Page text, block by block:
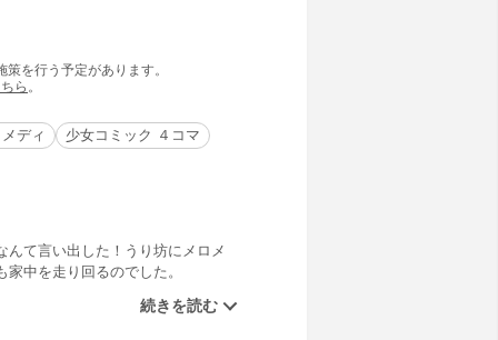
を行う予定があります。
ら 。
ディ 少女コミック ４コマ
て言い出した！うり坊にメロメ
中を走り回るのでした。